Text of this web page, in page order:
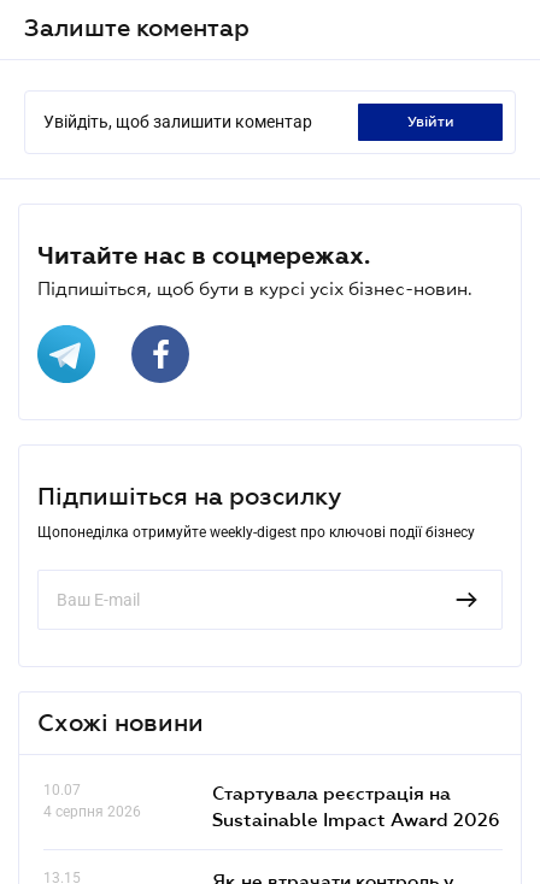
Залиште коментар
Увійдіть, щоб залишити коментар увійти
Читайте нас в соцмережах.
Підпишіться, щоб бути в курсі усіх бізнес-новин.
Підпишіться на розсилку
Щопонеділка отримуйте weekly-digest про ключові події бізнесу
Схожі новини
10.07
4 серпня 2026
Стартувала реєстрація на
Sustainable Impact Award 2026
13.15